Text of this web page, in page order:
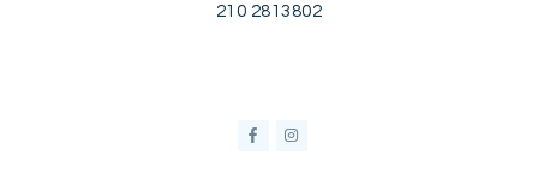
210 2813802